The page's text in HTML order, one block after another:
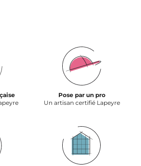
Pose par un pro
Un artisan certifié Lapeyre